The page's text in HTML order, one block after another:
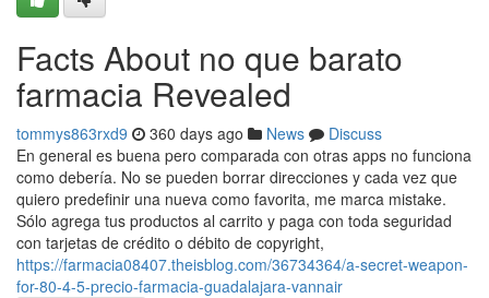
Facts About no que barato
farmacia Revealed
tommys863rxd9 360 days ago News
Discuss
En general es buena pero comparada con otras apps no funciona
como debería. No se pueden borrar direcciones y cada vez que
quiero predefinir una nueva como favorita, me marca mistake.
Sólo agrega tus productos al carrito y paga con toda seguridad
con tarjetas de crédito o débito de copyright,
https://farmacia08407.theisblog.com/36734364/a-secret-weapon-
for-80-4-5-precio-farmacia-guadalajara-vannair